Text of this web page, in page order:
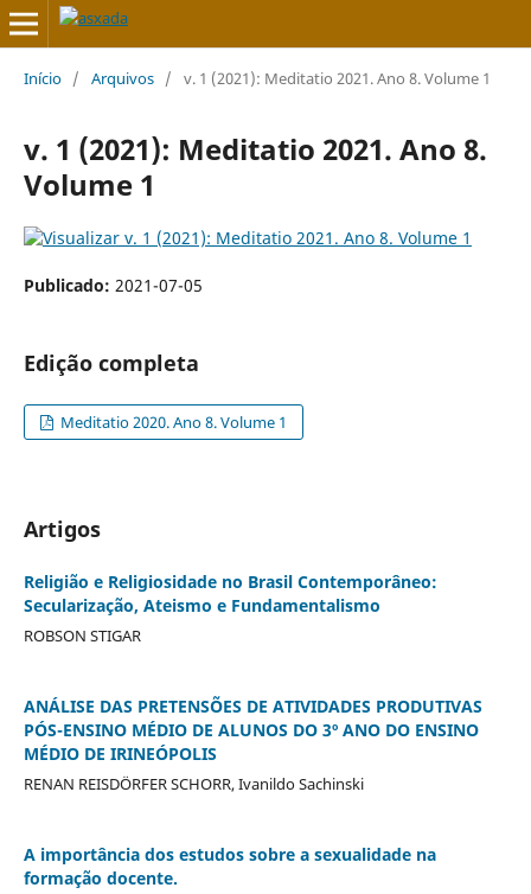
Início / Arquivos / v. 1 (2021): Meditatio 2021. Ano 8. Volume 1
v. 1 (2021): Meditatio 2021. Ano 8.
Volume 1
Publicado: 2021-07-05
Edição completa
Meditatio 2020. Ano 8. Volume 1
Artigos
Religião e Religiosidade no Brasil Contemporâneo:
Secularização, Ateismo e Fundamentalismo
ROBSON STIGAR
ANÁLISE DAS PRETENSÕES DE ATIVIDADES PRODUTIVAS
PÓS-ENSINO MÉDIO DE ALUNOS DO 3º ANO DO ENSINO
MÉDIO DE IRINEÓPOLIS
RENAN REISDÖRFER SCHORR, Ivanildo Sachinski
A importância dos estudos sobre a sexualidade na
formação docente.